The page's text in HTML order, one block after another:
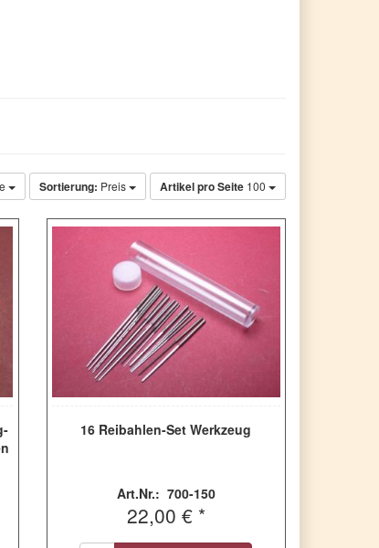
Sortierung: Preis Artikel pro Seite 100
16 Reibahlen-Set Werkzeug
Art.Nr.: 700-150
22,00 € *